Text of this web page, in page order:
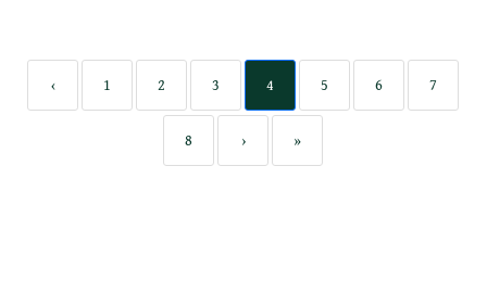
‹ 1 2 3 4 5 6 7
8 › »